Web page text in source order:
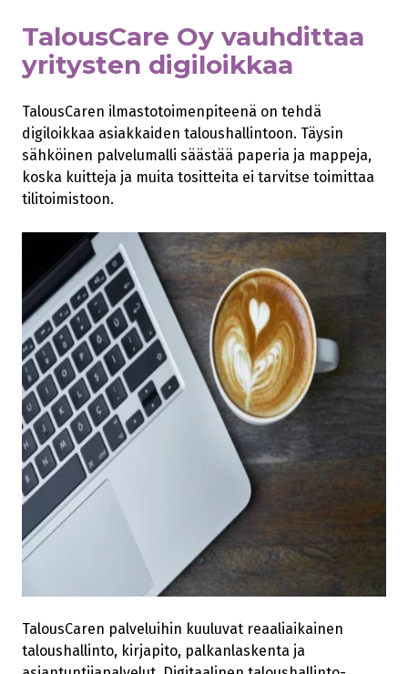
TalousCare Oy vauhdittaa
yritysten digiloikkaa
TalousCaren ilmastotoimenpiteenä on tehdä
digiloikkaa asiakkaiden taloushallintoon. Täysin
sähköinen palvelumalli säästää paperia ja mappeja,
koska kuitteja ja muita tositteita ei tarvitse toimittaa
tilitoimistoon.
TalousCaren palveluihin kuuluvat reaaliaikainen
taloushallinto, kirjapito, palkanlaskenta ja